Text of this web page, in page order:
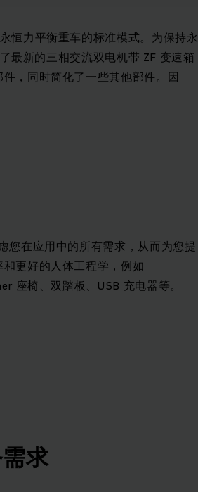
恒力平衡重车的标准模式。为保持永
最新的三相交流双电机带 ZF 变速箱
，同时简化了一些其他部件。因
您在应用中的所有需求，从而为您提
更好的人体工程学，例如
座椅、双踏板、USB 充电器等。
求